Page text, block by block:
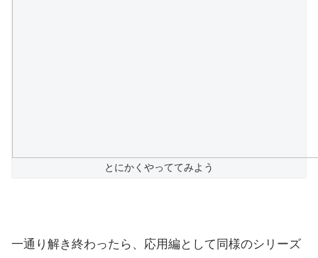
とにかくやっててみよう
一通り解き終わったら、応用編として同様のシリーズ